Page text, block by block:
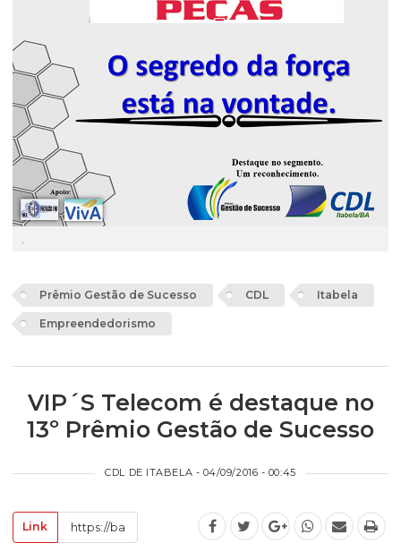
Prêmio Gestão de Sucesso CDL Itabela
Empreendedorismo
VIP´S Telecom é destaque no
13º Prêmio Gestão de Sucesso
CDL DE ITABELA - 04/09/2016 - 00:45
Link